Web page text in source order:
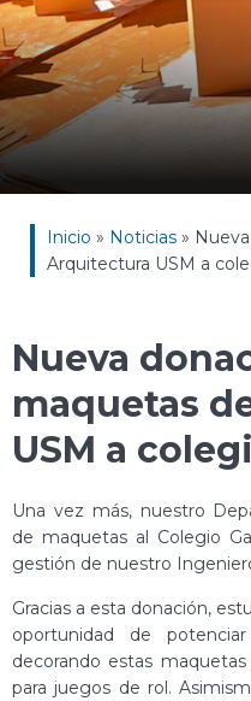
Inicio » Noticias »
Arquitectura USM a
Nueva
maquetas
USM a
Una vez más, nuestro
de maquetas al Colegio
gestión de nuestro
Gracias a esta donación,
oportunidad de
decorando estas
para juegos de rol.